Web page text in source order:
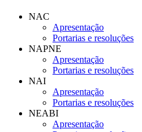
NAC
Apresentação
Portarias e resoluções
NAPNE
Apresentação
Portarias e resoluções
NAI
Apresentação
Portarias e resoluções
NEABI
Apresentação